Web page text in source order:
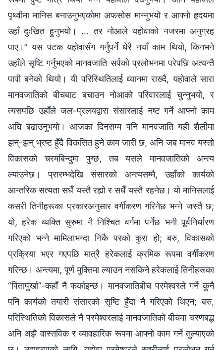
पृथ्वीमा मानिस बनाउनुभएकोमा अफसोस मान्नुभयो र आफ्‍नो हृदयमा
उहाँ दुःखित हुनुभयो। … तर नोआले यहोवाको नजरमा अनुग्रह
पाए।” यस पटक यहोवासँग गर्नुपर्ने धेरै नयाँ काम थियो, किनभने
उहाँले सृष्टि गर्नुभएको मानवजाति सर्पको प्रलोभनमा परेपछि अत्यन्तै
पापी बनेको थियो। यी परिस्‍थितिलाई ध्यानमा राख्दै, यहोवाले सारा
मानवजातिको बीचबाट बचाउन नोआको परिवारलाई चुन्‍नुभयो, र
त्यसपछि उहाँले जल-प्रलयद्वारा संसारलाई नष्ट गर्ने आफ्‍नो काम
अघि बढाउनुभयो। आजका दिनसम्‍म पनि मानवजाति यही शैलीमा
झन्-झन् भ्रष्ट हुँदै विकसित हुने काम जारी छ, अनि जब मानव यस्तो
विकासको चरमबिन्दुमा पुग्छ, तब यसले मानवजातिको अन्त्य
ल्याउनेछ। प्रारम्‍भदेखि संसारको अन्त्यसम्‍मै, उहाँको कार्यको
आन्तरिक सत्यता सधैँ यस्तै रह्यो र सधैँ यस्तै रहनेछ। यो मानिसलाई
कसरी तिनीहरूका प्रकारअनुसार वर्गीकरण गरिनेछ भन्‍ने जस्तै छ;
यो, हरेक व्यक्ति सुरुमा नै निश्‍चित वर्गमा पर्नेछ भनी पूर्वनिर्धारण
गरिएको भन्‍ने मामिलाभन्दा निकै परको कुरा हो; बरु, विकासको
प्रक्रिया भएर गएपछि मात्रै हरेकलाई क्रमिक रूपमा वर्गीकरण
गरिन्छ। अन्त्यमा, पूर्ण मुक्तिमा ल्याउन नसकिने हरेकलाई तिनीहरूका
“पितापुर्खा”-कहाँ नै फर्काइन्छ। मानवजातिबीच परमेश्‍वरले गर्ने कुनै
पनि कार्यको तयारी संसारको सृष्टि हुँदा नै गरिएको थिएन; बरु,
परिस्थितिको विकासले नै परमेश्‍वरलाई मानवजातिको बीचमा चरणबद्ध
अनि अझै वास्तविक र व्यावहारिक रूपमा आफ्‍नो काम गर्ने तुल्याएको